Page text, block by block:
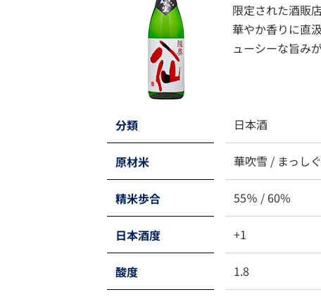
限定された酒販
華やか香りに直
ューシーな旨み
分類 日本酒
原材米 華吹雪 / まっし
精米歩合 55％ / 60%
日本酒度 +1
酸度 1.8